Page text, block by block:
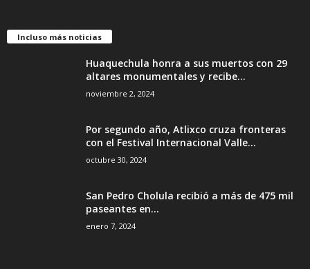
Incluso más noticias
Huaquechula honra a sus muertos con 29
altares monumentales y recibe...
noviembre 2, 2024
Por segundo año, Atlixco cruza fronteras
con el Festival Internacional Valle...
octubre 30, 2024
San Pedro Cholula recibió a más de 475 mil
paseantes en...
enero 7, 2024